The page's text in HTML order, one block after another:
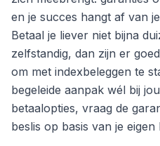
en je succes hangt af van
Betaal je liever niet bijna
zelfstandig, dan zijn er
om met indexbeleggen te
begeleide aanpak wél bij
betaalopties, vraag de
beslis op basis van je